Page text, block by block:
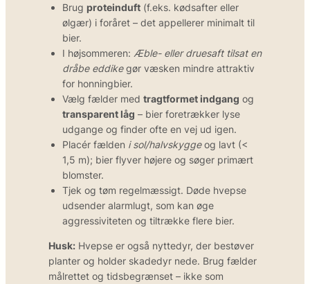
Brug proteinduft (f.eks. kødsafter eller
ølgær) i foråret – det appellerer minimalt til
bier.
I højsommeren: Æble- eller druesaft tilsat en
dråbe eddikegør væsken mindre attraktiv
for honningbier.
Vælg fælder med tragtformet indgang og
transparent låg – bier foretrækker lyse
udgange og finder ofte en vej ud igen.
Placér fælden i sol/halvskyggeog lavt (<
1,5 m); bier flyver højere og søger primært
blomster.
Tjek og tøm regelmæssigt. Døde hvepse
udsender alarmlugt, som kan øge
aggressiviteten og tiltrække flere bier.
Husk: Hvepse er også nyttedyr, der bestøver
planter og holder skadedyr nede. Brug fælder
målrettet og tidsbegrænset – ikke som